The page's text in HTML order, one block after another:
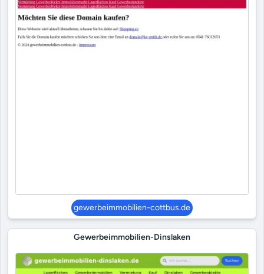
gewerbeimmobilien-cottbus.de
Gewerbeimmobilien-Dinslaken